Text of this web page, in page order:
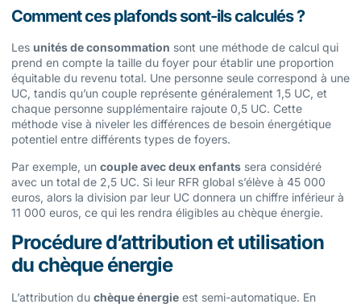
Comment ces plafonds sont-ils calculés ?
Les unités de consommation sont une méthode de calcul qui
prend en compte la taille du foyer pour établir une proportion
équitable du revenu total. Une personne seule correspond à une
UC, tandis qu’un couple représente généralement 1,5 UC, et
chaque personne supplémentaire rajoute 0,5 UC. Cette
méthode vise à niveler les différences de besoin énergétique
potentiel entre différents types de foyers.
Par exemple, un couple avec deux enfants sera considéré
avec un total de 2,5 UC. Si leur RFR global s’élève à 45 000
euros, alors la division par leur UC donnera un chiffre inférieur à
11 000 euros, ce qui les rendra éligibles au chèque énergie.
Procédure d’attribution et utilisation
du chèque énergie
L’attribution du chèque énergie est semi-automatique. En